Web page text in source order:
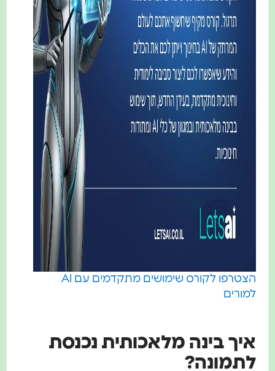
הצטרפו לקורס שימושים מתקדמים עם AI
למורים
איך בינה מלאכותית נכנסת
לתמונה?